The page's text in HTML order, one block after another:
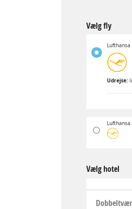
Vælg fly
Lufthansa
Udrejse:
Lufthansa
Vælg hotel